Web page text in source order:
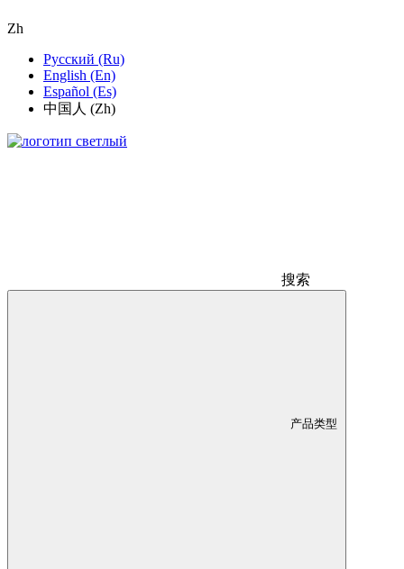
Zh
Русский (Ru)
English (En)
Español (Es)
中国人 (Zh)
搜索
产品类型